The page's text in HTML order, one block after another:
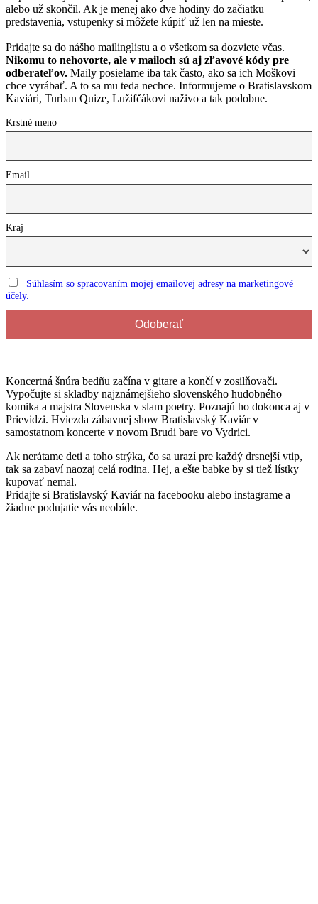
alebo už skončil. Ak je menej ako dve hodiny do začiatku
predstavenia, vstupenky si môžete kúpiť už len na mieste.
Pridajte sa do nášho mailinglistu a o všetkom sa dozviete včas.
Nikomu to nehovorte, ale v mailoch sú aj zľavové kódy pre
odberateľov. Maily posielame iba tak často, ako sa ich Moškovi
chce vyrábať. A to sa mu teda nechce. Informujeme o Bratislavskom
Kaviári, Turban Quize, Lužifčákovi naživo a tak podobne.
Krstné meno
Email
Kraj
Súhlasím so spracovaním mojej emailovej adresy na marketingové
účely.
Koncertná šnúra bedñu začína v gitare a končí v zosilňovači.
Vypočujte si skladby najznámejšieho slovenského hudobného
komika a majstra Slovenska v slam poetry. Poznajú ho dokonca aj v
Prievidzi. Hviezda zábavnej show Bratislavský Kaviár v
samostatnom koncerte v novom Brudi bare vo Vydrici.​​
Ak nerátame deti a toho strýka, čo sa urazí pre každý drsnejší vtip,
tak sa zabaví naozaj celá rodina. Hej, a ešte babke by si tiež lístky
kupovať nemal.
Pridajte si Bratislavský Kaviár na facebooku alebo instagrame a
žiadne podujatie vás neobíde.